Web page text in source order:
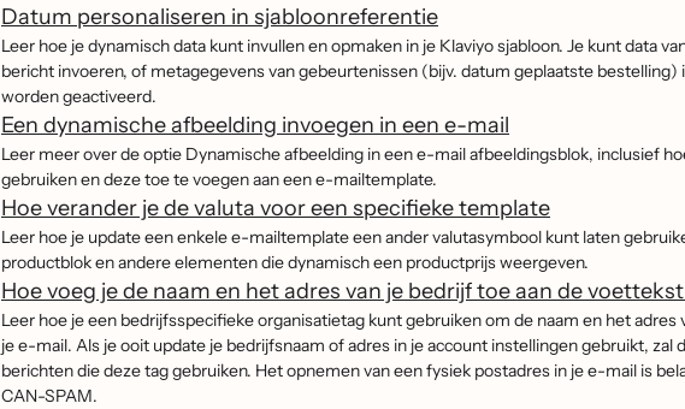
Datum personaliseren in sjabloonreferentie
Leer hoe je dynamisch data kunt invullen en opmaken in je Klaviyo sjabloon. Je kunt data
bericht invoeren, of metagegevens van gebeurtenissen (bijv. datum geplaatste
worden geactiveerd.
Een dynamische afbeelding invoegen in een e-mail
Leer meer over de optie Dynamische afbeelding in een e-mail afbeeldingsblok, inclusief
gebruiken en deze toe te voegen aan een e-mailtemplate.
Hoe verander je de valuta voor een specifieke template
Leer hoe je update een enkele e-mailtemplate een ander valutasymbool kunt laten
productblok en andere elementen die dynamisch een productprijs weergeven.
Hoe voeg je de naam en het adres van je bedrijf toe aan de
Leer hoe je een bedrijfsspecifieke organisatietag kunt gebruiken om de naam en het
je e-mail. Als je ooit update je bedrijfsnaam of adres in je account instellingen gebruikt, zal
berichten die deze tag gebruiken. Het opnemen van een fysiek postadres in je e-mail is
CAN-SPAM.